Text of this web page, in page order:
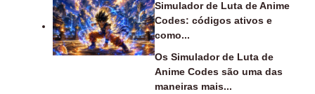
Simulador de Luta de Anime
Codes: códigos ativos e
como...
Os Simulador de Luta de
Anime Codes são uma das
maneiras mais...